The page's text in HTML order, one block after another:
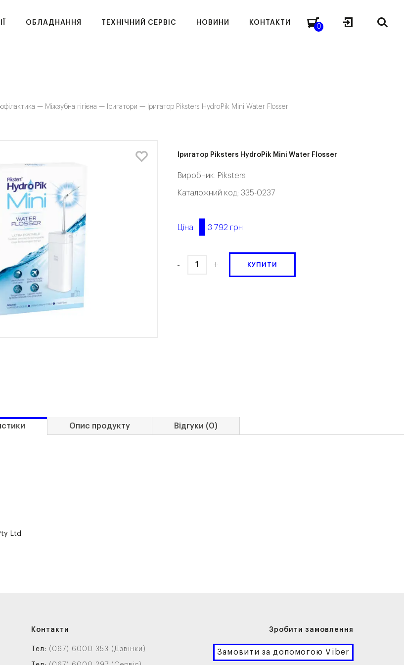
ОБЛАДНАННЯ ТЕХНІЧНИЙ СЕРВІС НОВИНИ КОНТАКТИ
0
— Міжзубна гігієна — Іригатори — Іригатор Piksters HydroPik Mini Water Flosser
Іригатор Piksters HydroPik Mini Water Flosser
Виробник: Piksters
Каталожний код: 335-0237
Ціна 3 792 грн
- + КУПИТИ
Опис продукту Відгуки (0)
Ltd
Контакти
Тел: (067) 6000 353 (Дзвінки)
Зробити замовлення
Замовити за допомогою Viber